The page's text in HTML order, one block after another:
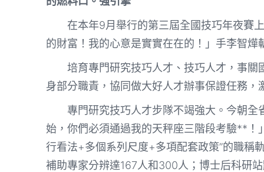
在本年9月舉行的第三屆全國技巧年夜賽
的財富！我的心意是實實在在的！」手李智燁
培育專門研究技巧人才、技巧人才，事
身部分職責，協同做大好人才辦事保證任務，
專門研究技巧人才步隊不竭強大。今朝全
始，你們必須通過我的天秤座三階段考驗**！
行看法+多個系列尺度+多項配套政策”的職稱
補助專家分辨達167人和300人；博士后科研